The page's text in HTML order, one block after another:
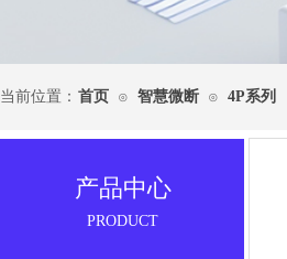
产品中心
PRODUCT
当前位置： 首页 ⊙ 智慧微断 ⊙ 4P系列